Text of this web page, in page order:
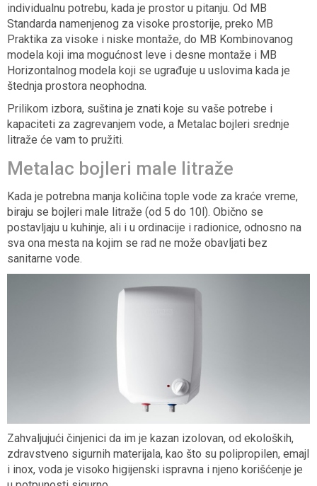
individualnu potrebu, kada je prostor u pitanju. Od MB
Standarda namenjenog za visoke prostorije, preko MB
Praktika za visoke i niske montaže, do MB Kombinovanog
modela koji ima mogućnost leve i desne montaže i MB
Horizontalnog modela koji se ugrađuje u uslovima kada je
štednja prostora neophodna.
Prilikom izbora, suština je znati koje su vaše potrebe i
kapaciteti za zagrevanjem vode, a Metalac bojleri srednje
litraže će vam to pružiti.
Metalac bojleri male litraže
Kada je potrebna manja količina tople vode za kraće vreme,
biraju se bojleri male litraže (od 5 do 10l). Obično se
postavljaju u kuhinje, ali i u ordinacije i radionice, odnosno na
sva ona mesta na kojim se rad ne može obavljati bez
sanitarne vode.
Zahvaljujući činjenici da im je kazan izolovan, od ekoloških,
zdravstveno sigurnih materijala, kao što su polipropilen, emajl
i inox, voda je visoko higijenski ispravna i njeno korišćenje je